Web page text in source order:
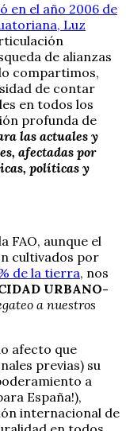
en el año 2006 de
Luz
de alianzas
compartimos,
de contar
en todos los
profunda de
las actuales y
afectadas por
políticas y
FAO, aunque el
cultivados por
de la tierra, nos
URBANO-
a nuestros
afecto que
previas) su
a
España!),
internacional de